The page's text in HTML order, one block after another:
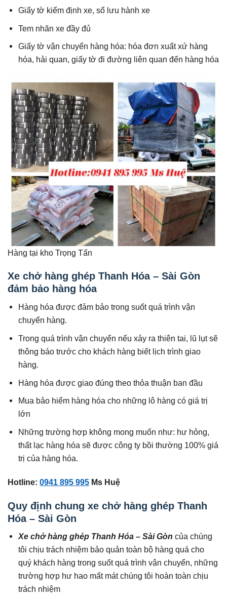
Giấy tờ kiểm định xe, sổ lưu hành xe
Tem nhãn xe đầy đủ
Giấy tờ vận chuyển hàng hóa: hóa đơn xuất xứ hàng
hóa, hải quan, giấy tờ đi đường liên quan đến hàng hóa
Hàng tại kho Trọng Tấn
Xe chở hàng ghép Thanh Hóa – Sài Gòn
đảm bảo hàng hóa
Hàng hóa được đảm bảo trong suốt quá trình vận
chuyển hàng.
Trong quá trình vận chuyển nếu xảy ra thiên tai, lũ lụt sẽ
thông báo trước cho khách hàng biết lịch trình giao
hàng.
Hàng hóa được giao đúng theo thỏa thuận ban đầu
Mua bảo hiểm hàng hóa cho những lô hàng có giá trị
lớn
Những trường hợp không mong muốn như: hư hỏng,
thất lạc hàng hóa sẽ được công ty bồi thường 100% giá
trị của hàng hóa.
Hotline: 0941 895 995 Ms Huệ
Quy định chung xe chở hàng ghép Thanh
Hóa – Sài Gòn
Xe chở hàng ghép Thanh Hóa – Sài Gòncủa chúng
tôi chịu trách nhiệm bảo quản toàn bộ hàng quá cho
quý khách hàng trong suốt quá trình vận chuyển, những
trường hợp hư hao mất mát chúng tôi hoàn toàn chịu
trách nhiệm